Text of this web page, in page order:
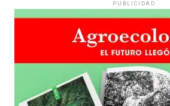
PUBLICIDAD